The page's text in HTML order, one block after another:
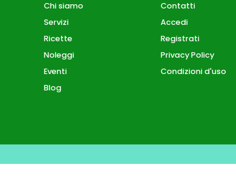
Chi siamo
Servizi
Ricette
Noleggi
Eventi
Blog
Contatti
Accedi
Registrati
Privacy Policy
Condizioni d'uso